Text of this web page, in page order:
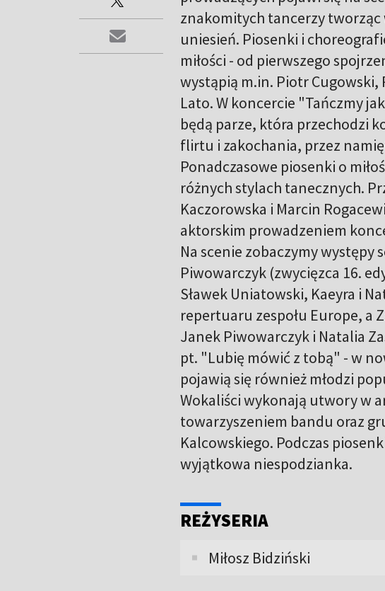
znakomitych tancerzy
uniesień. Piosenki i
miłości - od pierwszego
wystąpią m.in. Piotr Cugowski,
Lato. W koncercie "Tańczmy
będą parze, która przechodzi
flirtu i zakochania, przez
Ponadczasowe piosenki o
różnych stylach tanecznych.
Kaczorowska i Marcin
aktorskim prowadzeniem
Na scenie zobaczymy występy
Piwowarczyk (zwycięzca 16.
Sławek Uniatowski, Kaeyra i
repertuaru zespołu Europe, a
Janek Piwowarczyk i Natalia
pt. "Lubię mówić z tobą" - w
pojawią się również młodzi
Wokaliści wykonają utwory w
towarzyszeniem bandu oraz
Kalcowskiego. Podczas
wyjątkowa niespodzianka.
REŻYSERIA
Miłosz Bidziński